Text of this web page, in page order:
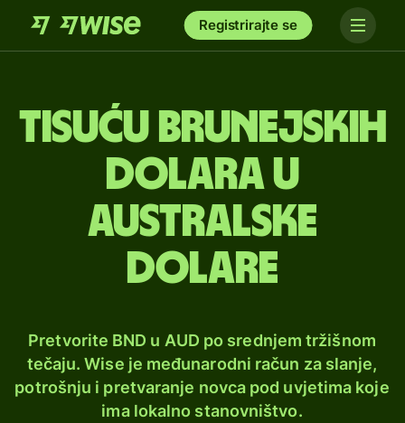
Registrirajte se
tisuću brunejskih
dolara u
australske
dolare
Pretvorite BND u AUD po srednjem tržišnom
tečaju. Wise je međunarodni račun za slanje,
potrošnju i pretvaranje novca pod uvjetima koje
ima lokalno stanovništvo.